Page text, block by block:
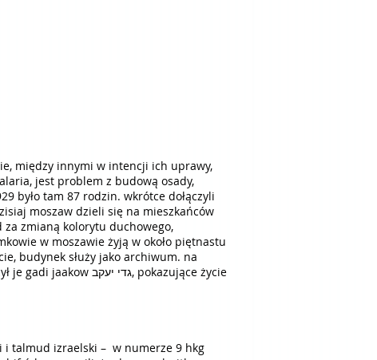
było tam 87 rodzin. wkrótce dołączyli
w moszawie żyją w około piętnastu
budynek służy jako archiwum. na